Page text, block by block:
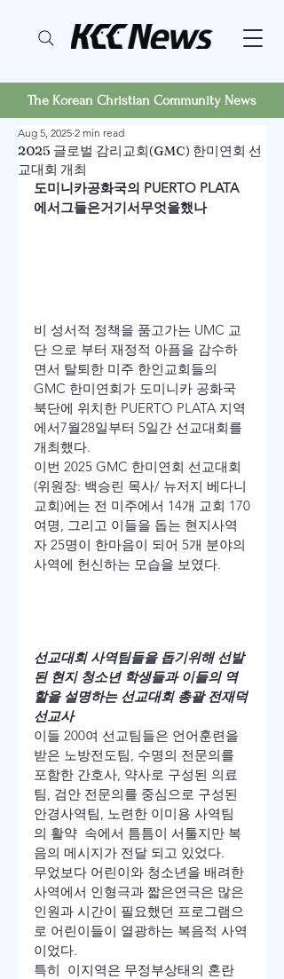
The Korean Christian Community News
2025 글로벌 감리교회(GMC) 한미연회 선
교대회 개최
Aug 5, 2025 2 min read
도미니카공화국의 PUERTO PLATA
에서그들은거기서무엇을했나
비 성서적 정책을 품고가는 UMC 교
단 으로 부터 재정적 아픔을 감수하
면서 탈퇴한 미주 한인교회들의
GMC 한미연회가 도미니카 공화국
북단에 위치한 PUERTO PLATA 지역
에서7월28일부터 5일간 선교대회를
개최했다.
이번 2025 GMC 한미연회 선교대회
(위원장: 백승린 목사/ 뉴저지 베다니
교회)에는 전 미주에서 14개 교회 170
여명, 그리고 이들을 돕는 현지사역
자 25명이 한마음이 되어 5개 분야의
사역에 헌신하는 모습을 보였다.
선교대회 사역팀들을 돕기위해 선발
된 현지 청소년 학생들과 이들의 역
할을 설명하는 선교대회 총괄 전재덕
선교사
이들 200여 선교팀들은 언어훈련을
받은 노방전도팀, 수명의 전문의를
포함한 간호사, 약사로 구성된 의료
팀, 검안 전문의를 중심으로 구성된
안경사역팀, 노련한 이미용 사역팀
의 활약  속에서 틈틈이 서툴지만 복
음의 메시지가 전달 되고 있었다.
무었보다 어린이와 청소년을 배려한
사역에서 인형극과 짧은연극은 많은
인원과 시간이 필요했던 프로그램으
로 어린이들이 열광하는 복음적 사역
이었다.
특히  이지역은 무정부상태의 혼란